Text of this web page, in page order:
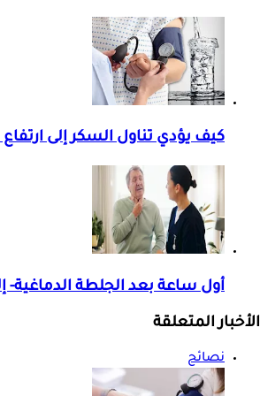
كيف يؤدي تناول السكر إلى
أول ساعة بعد الجلطة الدماغية-
الأخبار المتعلقة
نصائح